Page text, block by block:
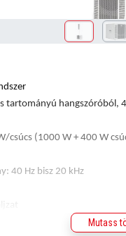
tartományú hangszóróból,
csúcs (1000 W + 400 W
40 Hz bisz 20 kHz
Mutass